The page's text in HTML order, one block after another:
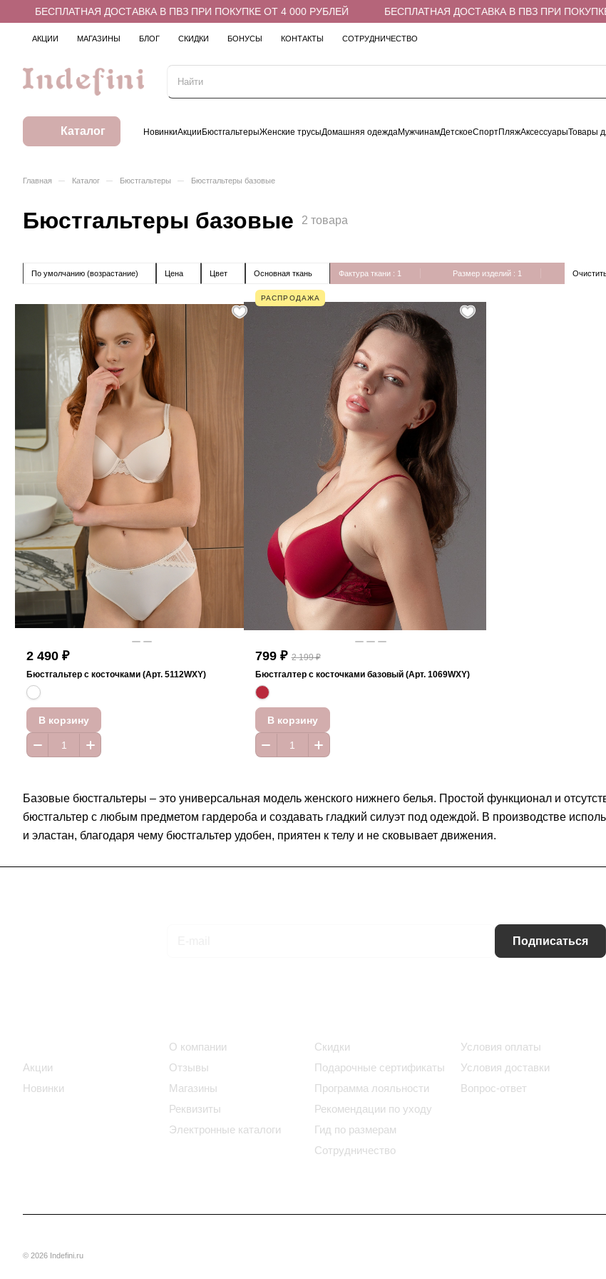
БЕСПЛАТНАЯ ДОСТАВКА В ПВЗ ПРИ ПОКУПКЕ ОТ 4 000 РУБЛЕЙ БЕСПЛАТНАЯ ДОСТАВКА В ПВЗ ПРИ ПОКУПКЕ
АКЦИИ МАГАЗИНЫ БЛОГ СКИДКИ БОНУСЫ КОНТАКТЫ СОТРУДНИЧЕСТВО
Каталог НовинкиАкцииБюстгальтерыЖенские трусыДомашняя одеждаМужчинамДетскоеСпортПляжАксессуарыТовары
Главная – Каталог – Бюстгальтеры – Бюстгальтеры базовые
Бюстгальтеры базовые 2 товара
По умолчанию (возрастание) Цена Цвет Основная ткань Фактура ткани : 1 Размер изделий : 1
2 490 ₽
Бюстгальтер с косточками (Арт. 5112WXY)
В корзину
РАСПРОДАЖА
799 ₽ 2 199 ₽
Бюстгалтер с косточками базовый (Арт. 1069WXY)
В корзину
Базовые бюстгальтеры – это универсальная модель женского нижнего белья. Простой функционал и
бюстгальтер с любым предметом гардероба и создавать гладкий силуэт под одеждой. В производстве
и эластан, благодаря чему бюстгальтер удобен, приятен к телу и не сковывает движения.
Подписаться
Акции
Новинки
О компании
Отзывы
Магазины
Реквизиты
Электронные каталоги
Скидки
Подарочные сертификаты
Программа лояльности
Рекомендации по уходу
Гид по размерам
Сотрудничество
Условия оплаты
Условия доставки
Вопрос-ответ
© 2026 Indefini.ru